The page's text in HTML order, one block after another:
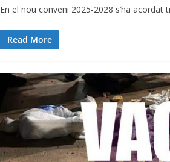
En el nou conveni 2025-2028 s’ha
Read More